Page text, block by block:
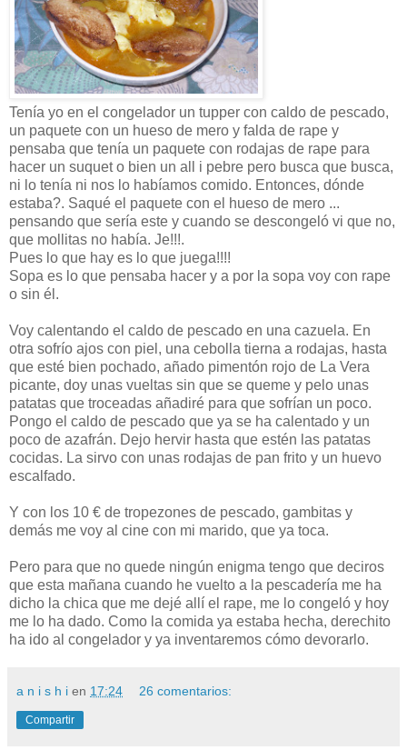
Tenía yo en el congelador un tupper con caldo de pescado,
un paquete con un hueso de mero y falda de rape y
pensaba que tenía un paquete con rodajas de rape para
hacer un suquet o bien un all i pebre pero busca que busca,
ni lo tenía ni nos lo habíamos comido. Entonces, dónde
estaba?. Saqué el paquete con el hueso de mero ...
pensando que sería este y cuando se descongeló vi que no,
que mollitas no había. Je!!!.
Pues lo que hay es lo que juega!!!!
Sopa es lo que pensaba hacer y a por la sopa voy con rape
o sin él.
Voy calentando el caldo de pescado en una cazuela. En
otra sofrío ajos con piel, una cebolla tierna a rodajas, hasta
que esté bien pochado, añado pimentón rojo de La Vera
picante, doy unas vueltas sin que se queme y pelo unas
patatas que troceadas añadiré para que sofrían un poco.
Pongo el caldo de pescado que ya se ha calentado y un
poco de azafrán. Dejo hervir hasta que estén las patatas
cocidas. La sirvo con unas rodajas de pan frito y un huevo
escalfado.
Y con los 10 € de tropezones de pescado, gambitas y
demás me voy al cine con mi marido, que ya toca.
Pero para que no quede ningún enigma tengo que deciros
que esta mañana cuando he vuelto a la pescadería me ha
dicho la chica que me dejé allí el rape, me lo congeló y hoy
me lo ha dado. Como la comida ya estaba hecha, derechito
ha ido al congelador y ya inventaremos cómo devorarlo.
a n i s h i en 17:24 26 comentarios:
Compartir